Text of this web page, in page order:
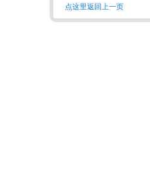
点这里返回上一页